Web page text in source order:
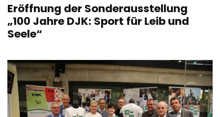
Eröffnung der Sonderausstellung
„100 Jahre DJK: Sport für Leib und
Seele“
Kontakt
Bundessportfest '26